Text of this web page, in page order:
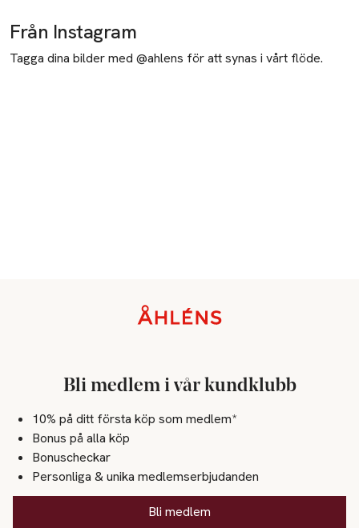
Från Instagram
Tagga dina bilder med @ahlens för att synas i vårt flöde.
Bli medlem i vår kundklubb
10% på ditt första köp som medlem*
Bonus på alla köp
Bonuscheckar
Personliga & unika medlemserbjudanden
Bli medlem